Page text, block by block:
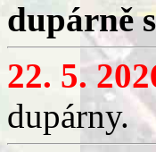
dupárně
22. 5.
dupárny.